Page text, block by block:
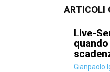
ARTICOLI
Live-
Gianpaolo